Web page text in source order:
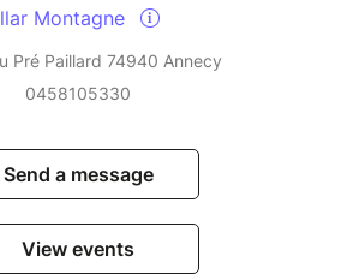
Montagne
Pré Paillard 74940 Annecy
0458105330
Send a message
View events